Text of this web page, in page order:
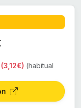
(habitual